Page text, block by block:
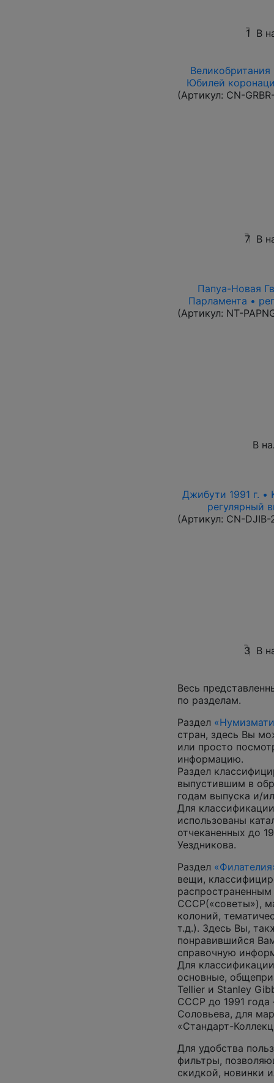
1 В
Юбилей
(Артикул: CN-
7 В
Папуа-Новая
Парламента •
(Артикул: NT-
В
Джибути 1991 г. •
регулярный
(Артикул: CN-DJIB-
3 В
Весь
по разделам.
Раздел
стран, здесь Вы
или просто
информацию.
Раздел
выпустившим в
годам выпуска и/
Для
использованы
отчеканенных до
Уездникова.
Раздел
вещи,
СССР(«советы»),
колоний,
т.д.). Здесь Вы,
понравившийся
справочную
Для
основные,
Tellier и Stanley
СССР до 1991
Соловьева, для
«Стандарт-
Для удобства
фильтры,
скидкой, новинки